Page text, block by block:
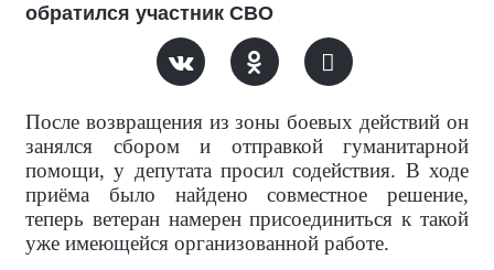
обратился участник СВО
После возвращения из зоны боевых действий он
занялся сбором и отправкой гуманитарной
помощи, у депутата просил содействия. В ходе
приёма было найдено совместное решение,
теперь ветеран намерен присоединиться к такой
уже имеющейся организованной работе.